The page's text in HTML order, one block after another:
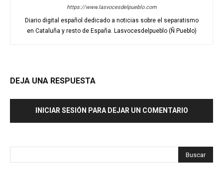
https://www.lasvocesdelpueblo.com
Diario digital español dedicado a noticias sobre el separatismo
en Cataluña y resto de España. Lasvocesdelpueblo (Ñ Pueblo)
DEJA UNA RESPUESTA
INICIAR SESIÓN PARA DEJAR UN COMENTARIO